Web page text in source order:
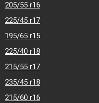
205/55 r16
225/45 r17
195/65 r15
225/40 r18
215/55 r17
235/45 r18
215/60 r16